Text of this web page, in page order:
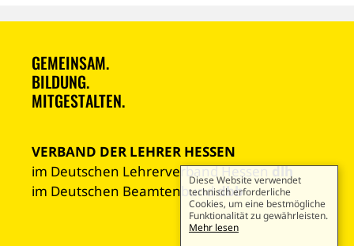
GEMEINSAM.
BILDUNG.
MITGESTALTEN.
VERBAND DER LEHRER HESSEN
im Deutschen Lehrerverband Hessendlh
im Deutschen Beamtenbunddbb
Diese Website verwendet
technisch erforderliche
Cookies, um eine bestmögliche
Funktionalität zu gewährleisten.
Mehr lesen